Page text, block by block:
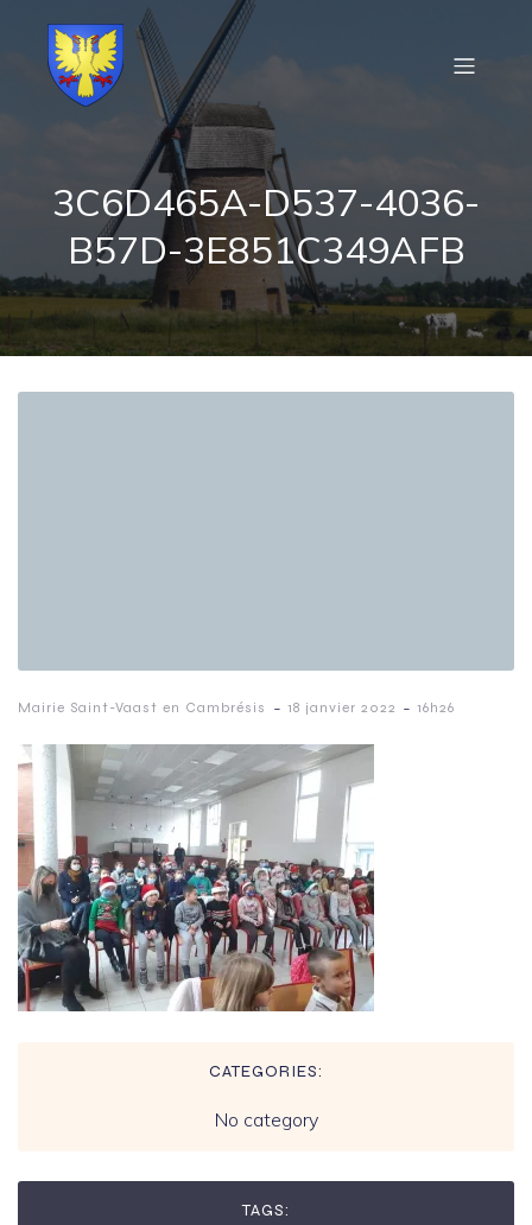
3C6D465A-D537-4036-
B57D-3E851C349AFB
Mairie Saint-Vaast en Cambrésis - 18 janvier 2022 - 16h26
CATEGORIES:
No category
TAGS: